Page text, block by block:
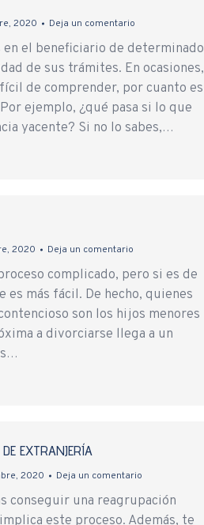
2020 Deja un comentario
el beneficiario de determinado
de sus trámites. En ocasiones,
de comprender, por cuanto es
ejemplo, ¿qué pasa si lo que
yacente? Si no lo sabes,…
2020 Deja un comentario
complicado, pero si es de
más fácil. De hecho, quienes
son los hijos menores
a divorciarse llega a un
EXTRANJERÍA
2020 Deja un comentario
conseguir una reagrupación
este proceso. Además, te